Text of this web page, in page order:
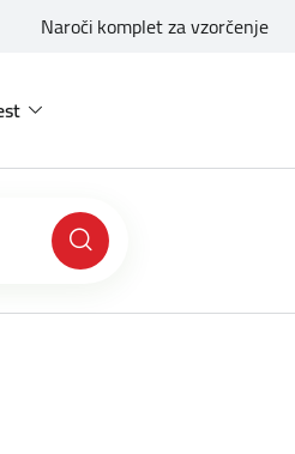
Naroči komplet za vzorčenje